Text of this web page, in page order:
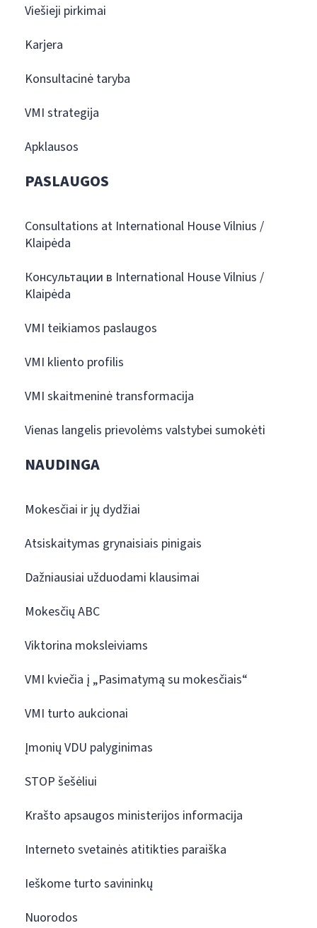
Viešieji pirkimai
Karjera
Konsultacinė taryba
VMI strategija
Apklausos
PASLAUGOS
Consultations at International House Vilnius /
Klaipėda
Консультации в International House Vilnius /
Klaipėda
VMI teikiamos paslaugos
VMI kliento profilis
VMI skaitmeninė transformacija
Vienas langelis prievolėms valstybei sumokėti
NAUDINGA
Mokesčiai ir jų dydžiai
Atsiskaitymas grynaisiais pinigais
Dažniausiai užduodami klausimai
Mokesčių ABC
Viktorina moksleiviams
VMI kviečia į „Pasimatymą su mokesčiais“
VMI turto aukcionai
Įmonių VDU palyginimas
STOP šešėliui
Krašto apsaugos ministerijos informacija
Interneto svetainės atitikties paraiška
Ieškome turto savininkų
Nuorodos